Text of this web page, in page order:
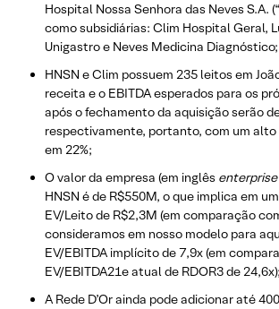
Hospital Nossa Senhora das Neves S.A.
como subsidiárias: Clim Hospital Geral,
Unigastro e Neves Medicina Diagnóstico;
HNSN e Clim possuem 235 leitos em
receita e o EBITDA esperados para os
após o fechamento da aquisição serão
respectivamente, portanto, com um alto
em 22%;
O valor da empresa (em inglês
HNSN é de R$550M, o que implica em
EV/Leito de R$2,3M (em comparação
consideramos em nosso modelo para
EV/EBITDA implícito de 7,9x (em
EV/EBITDA21e atual de RDOR3 de 24,6x);
A Rede D’Or ainda pode adicionar até